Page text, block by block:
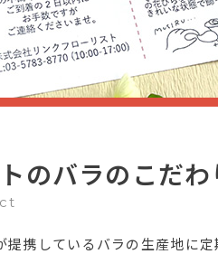
のバラのこだわ
携しているバラの生産地に定